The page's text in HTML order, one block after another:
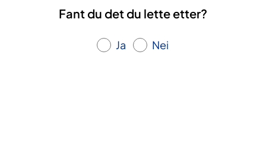
Fant du det du lette etter?
Ja Nei